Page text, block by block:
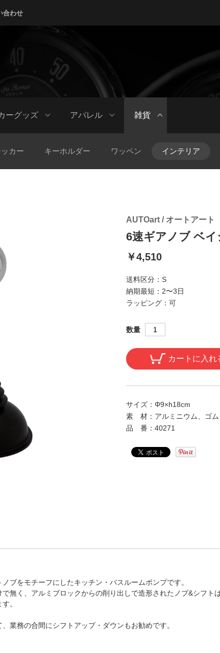
合わせ
ーグッズ アパレル 雑貨
カー キーホルダー ワッペン インテリア
AUTOart / オートアート
6速ギアノブ ベ
￥4,510
送料区分： S
納期最短： 2〜3日
ラッピング： 可
数量
カートに入れ
サイズ： Φ9×h18cm
素 材： アルミニウム、ゴム
品 番： 40271
ノブをモチーフにしたキッチン・バスルームポンプです。
で無く、アルミブロックからの削り出しで造形されたノブ&シフト
。
業務の合間にシフトアップ・ダウンもお勧めです。